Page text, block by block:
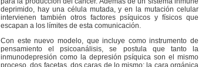
deprimido, hay una célula mutada, y en la mutación celular
intervienen también otros factores psíquicos y físicos que
escapan a los límites de esta comunicación.
Con este nuevo modelo, que incluye como instrumento de
pensamiento el psicoanálisis, se postula que tanto la
inmunodepresión como la depresión psíquica son el mismo
proceso, dos facetas, dos caras de lo mismo: la cara orgánica